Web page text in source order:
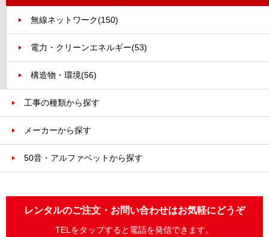
無線ネットワーク(150)
電力・クリーンエネルギー(53)
構造物・環境(56)
工事の種類から探す
メーカーから探す
50音・アルファベットから探す
レンタルのご注文・お問い合わせはお気軽にどうぞ
TELをタップすると電話を発信できます。